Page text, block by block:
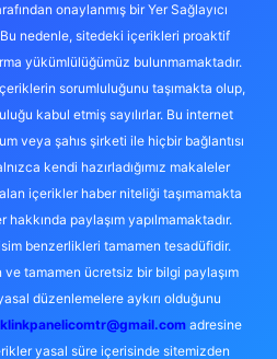
onaylanmış bir Yer Sağlayıcı
nedenle, sitedeki içerikleri proaktif
yükümlülüğümüz bulunmamaktadır.
sorumluluğunu taşımakta olup,
kabul etmiş sayılırlar. Bu internet
veya şahıs şirketi ile hiçbir bağlantısı
kendi hazırladığımız makaleler
içerikler haber niteliği taşımamakta
paylaşım yapılmamaktadır.
benzerlikleri tamamen tesadüfidir.
tamamen ücretsiz bir bilgi paylaşım
düzenlemelere aykırı olduğunu
adresine
yasal süre içerisinde sitemizden